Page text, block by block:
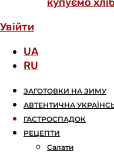
Увійти
UA
RU
ЗАГОТОВКИ НА ЗИМУ
АВТЕНТИЧНА
ГАСТРОСПАДОК
РЕЦЕПТИ
Салати